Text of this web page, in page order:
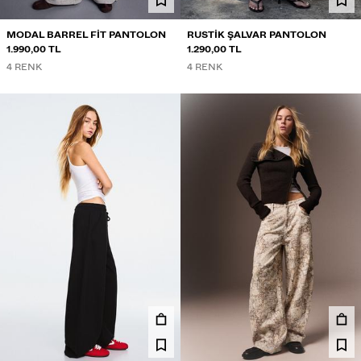
MODAL BARREL FIT PANTOLON
1.990,00 TL
4 RENK
RUSTIK ŞALVAR PANTOLON
1.290,00 TL
4 RENK